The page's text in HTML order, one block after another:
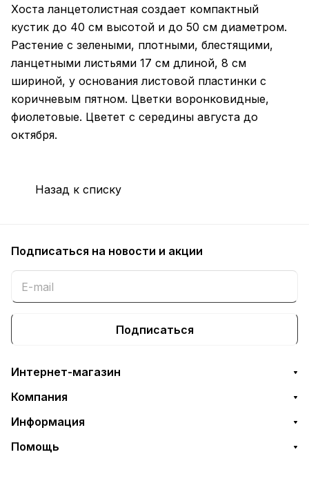
Хоста ланцетолистная создает компактный
кустик до 40 см высотой и до 50 см диаметром.
Растение с зелеными, плотными, блестящими,
ланцетными листьями 17 см длиной, 8 см
шириной, у основания листовой пластинки с
коричневым пятном. Цветки воронковидные,
фиолетовые. Цветет с середины августа до
октября.
Назад к списку
Подписаться на новости и акции
Подписаться
Интернет-магазин
Компания
Информация
Помощь